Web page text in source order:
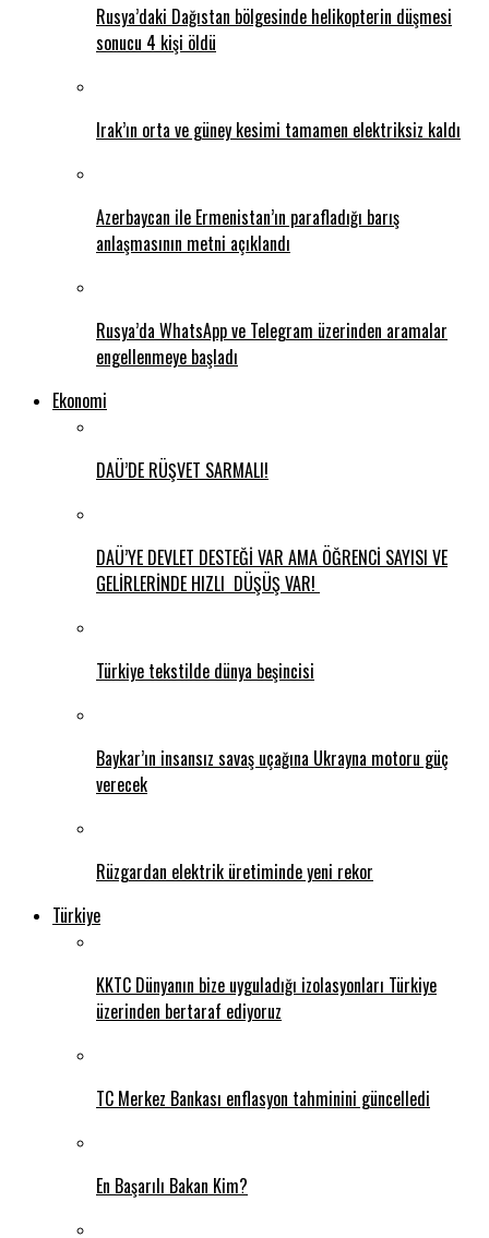
Rusya’daki Dağıstan bölgesinde helikopterin düşmesi
sonucu 4 kişi öldü
Irak’ın orta ve güney kesimi tamamen elektriksiz kaldı
Azerbaycan ile Ermenistan’ın parafladığı barış
anlaşmasının metni açıklandı
Rusya’da WhatsApp ve Telegram üzerinden aramalar
engellenmeye başladı
Ekonomi
DAÜ’DE RÜŞVET SARMALI!
DAÜ’YE DEVLET DESTEĞİ VAR AMA ÖĞRENCİ SAYISI VE
GELİRLERİNDE HIZLI DÜŞÜŞ VAR!
Türkiye tekstilde dünya beşincisi
Baykar’ın insansız savaş uçağına Ukrayna motoru güç
verecek
Rüzgardan elektrik üretiminde yeni rekor
Türkiye
KKTC Dünyanın bize uyguladığı izolasyonları Türkiye
üzerinden bertaraf ediyoruz
TC Merkez Bankası enflasyon tahminini güncelledi
En Başarılı Bakan Kim?